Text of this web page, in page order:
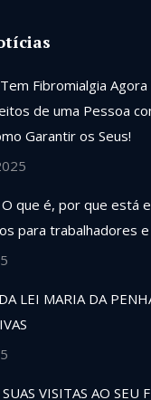
Fibromialgia
de uma Pessoa
Garantir os Seus!
que é, por que está
para trabalhadores
LEI MARIA DA
VISITAS AO SEU
e
recomendo